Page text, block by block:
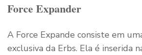
Force Expander
A Force Expande consiste em
exclusiva da Erbs. Ela é inserida